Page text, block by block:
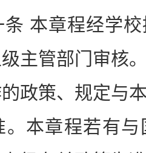
本章程经学校
主管部门审核
政策、规定与
。本章程若有